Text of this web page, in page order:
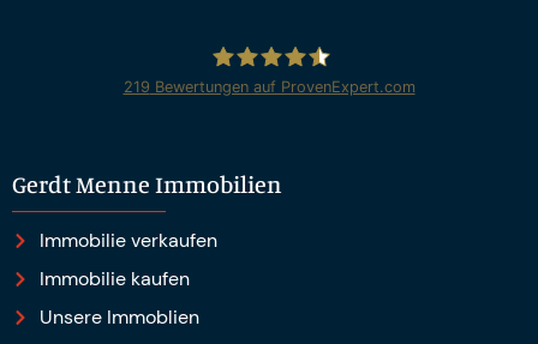
219 Bewertungen auf ProvenExpert.com
Gerdt Menne Immobilien
Immobilie verkaufen
Immobilie kaufen
Unsere Immoblien